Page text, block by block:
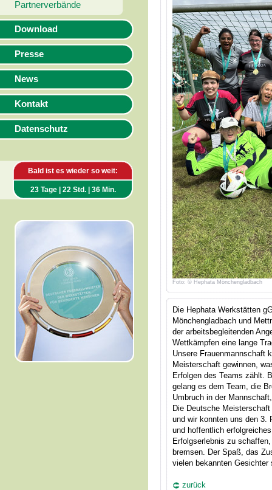
Partnerverbände
Download
Presse
News
Kontakt
Datenschutz
Bald ist es wieder so weit:
23 Tage | 22 Std. | 36 Min.
Foto: © Hephata Mönchengladbach
Die Hephata Werkstätten
Mönchengladbach und
der arbeitsbegleitenden
Wettkämpfen eine lange
Unsere Frauenmannschaft
Meisterschaft gewinnen,
Erfolgen des Teams zählt.
gelang es dem Team, die
Umbruch in der
Die Deutsche
und wir konnten uns den 3.
und hoffentlich
Erfolgserlebnis zu
bremsen. Der Spaß, das
vielen bekannten
zurück